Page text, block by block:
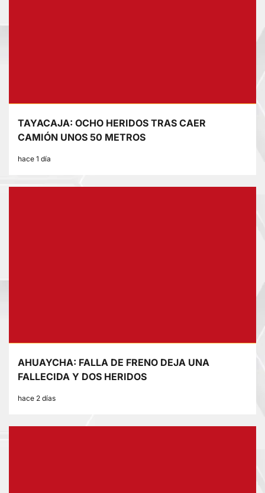
TAYACAJA: OCHO HERIDOS TRAS CAER
CAMIÓN UNOS 50 METROS
hace 1 día
AHUAYCHA: FALLA DE FRENO DEJA UNA
FALLECIDA Y DOS HERIDOS
hace 2 días